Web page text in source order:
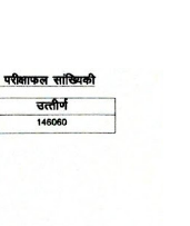
और सक्रिय पुलिस के
किया तो उसने अपना जुर्म
वस्तुओं को भी छिपा
जैसे कुल्हाड़ी और नरकुल